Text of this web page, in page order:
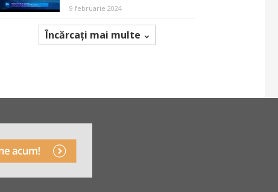
9 februarie 2024
Încărcați mai multe